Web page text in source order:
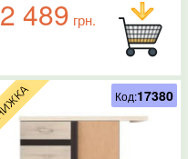
2 489 грн.
Код:17380